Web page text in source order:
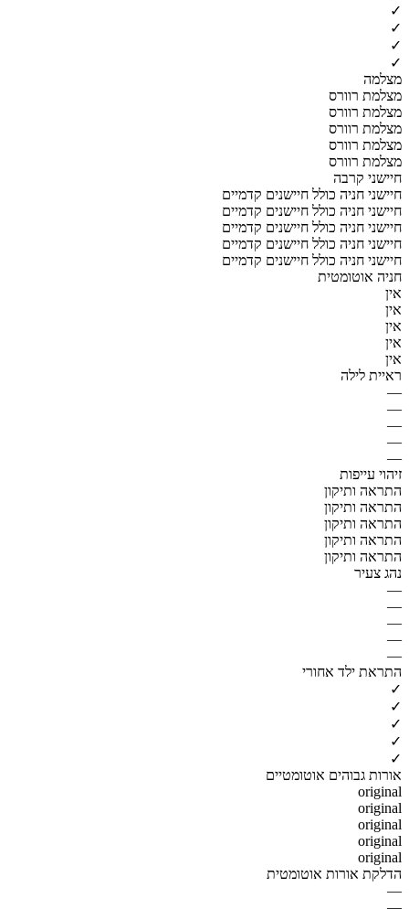
✓
✓
✓
✓
מצלמה
מצלמת רוורס
מצלמת רוורס
מצלמת רוורס
מצלמת רוורס
מצלמת רוורס
חיישני קרבה
חיישני חניה כולל חיישנים קדמיים
חיישני חניה כולל חיישנים קדמיים
חיישני חניה כולל חיישנים קדמיים
חיישני חניה כולל חיישנים קדמיים
חיישני חניה כולל חיישנים קדמיים
חניה אוטומטית
אין
אין
אין
אין
אין
ראיית לילה
—
—
—
—
—
זיהוי עייפות
התראה ותיקון
התראה ותיקון
התראה ותיקון
התראה ותיקון
התראה ותיקון
נהג צעיר
—
—
—
—
—
התראת ילד אחורי
✓
✓
✓
✓
✓
אורות גבוהים אוטומטיים
original
original
original
original
original
הדלקת אורות אוטומטית
—